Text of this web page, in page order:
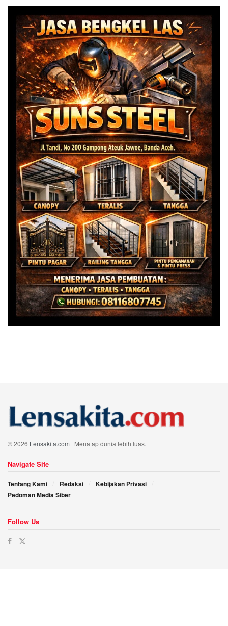
© 2026 Lensakita.com | Menatap dunia lebih luas.
Navigate Site
Tentang Kami Redaksi
Kebijakan Privasi
Pedoman Media Siber
Follow Us